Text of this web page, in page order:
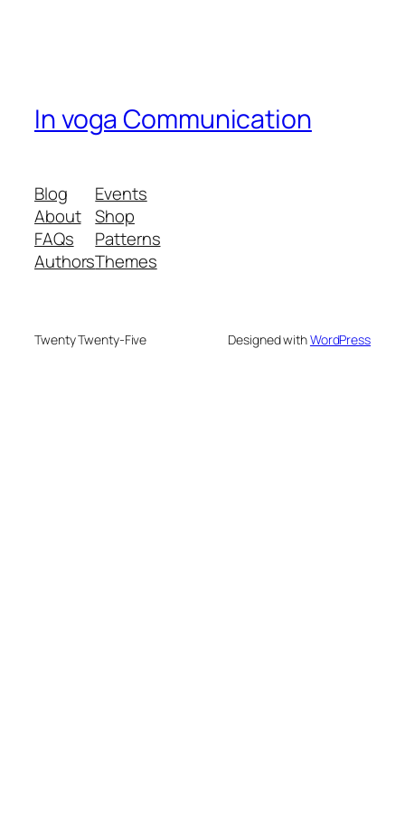
In voga Communication
Blog
About
FAQs
Authors
Events
Shop
Patterns
Themes
Twenty Twenty-Five Designed withWordPress